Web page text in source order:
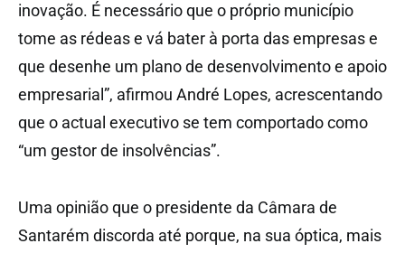
inovação. É necessário que o próprio município
tome as rédeas e vá bater à porta das empresas e
que desenhe um plano de desenvolvimento e apoio
empresarial”, afirmou André Lopes, acrescentando
que o actual executivo se tem comportado como
“um gestor de insolvências”.
Uma opinião que o presidente da Câmara de
Santarém discorda até porque, na sua óptica, mais